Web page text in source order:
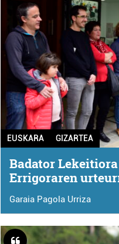
EUSKARA GIZARTEA
Badator
Errigoraren
Garaia Pagola Urriza